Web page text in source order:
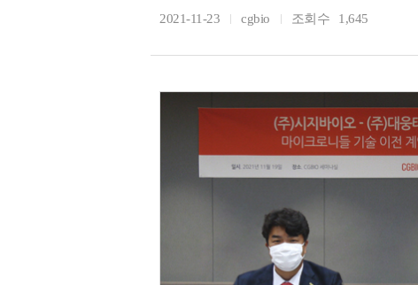
2021-11-23 cgbio 조회수 1,645